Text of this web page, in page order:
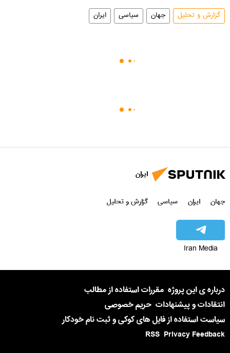
گزارش و تحلیل جهان سیاسی ایران
ایران
جهان ایران سیاسی گزارش و تحلیل
Iran Media
درباره ی این پروژه مقررات استفاده از مطالب
انتقادات و پیشنهادات حریم خصوصی
سیاست استفاده از فایل های کوکی و ثبت نام خودکار
Privacy Feedback
RSS